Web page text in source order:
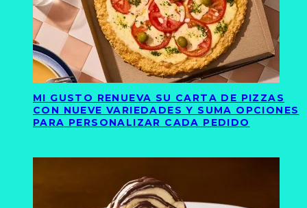
MI GUSTO RENUEVA SU CARTA DE PIZZAS
CON NUEVE VARIEDADES Y SUMA OPCIONES
PARA PERSONALIZAR CADA PEDIDO